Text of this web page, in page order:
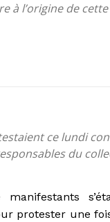
à l’origine de
ce lundi
du
protester une